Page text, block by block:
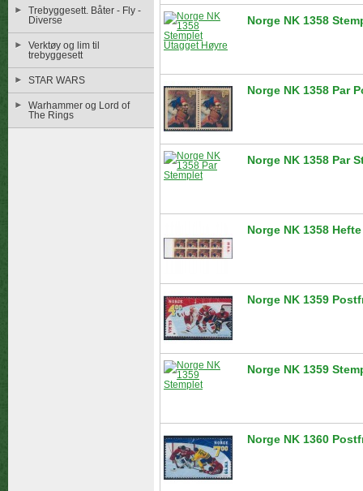
Trebyggesett. Båter - Fly -
Diverse
Verktøy og lim til
trebyggesett
STAR WARS
Warhammer og Lord of
The Rings
Norge NK 1358
Norge NK 1358 Par
Norge NK 1358 Par
Norge NK 1358
Norge NK 1359
Norge NK 1359
Norge NK 1360